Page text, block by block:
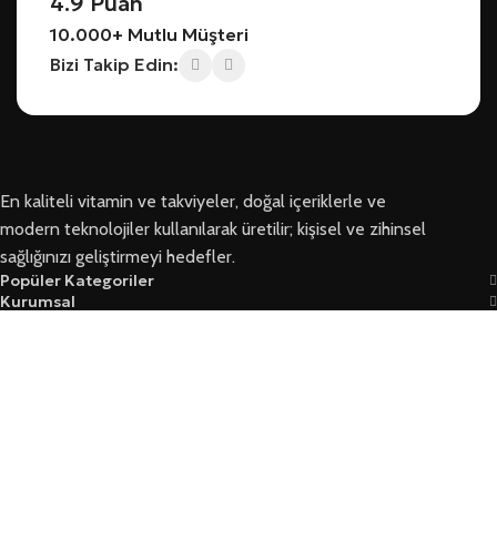
10.000+ Mutlu Müşteri
Bizi Takip Edin:
En kaliteli vitamin ve takviyeler, doğal içeriklerle ve
modern teknolojiler kullanılarak üretilir; kişisel ve zihinsel
sağlığınızı geliştirmeyi hedefler.
Popüler Kategoriler
Kurumsal